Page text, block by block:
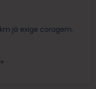
já exige coragem.